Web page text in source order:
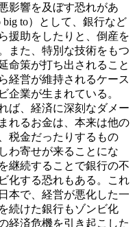
影響を及ぼす恐れがあ
to）として、銀行など
援助をしたりと、倒産を
また、特別な技術をもつ
命策が打ち出されること
経営が維持されるケース
企業が生まれている。
ば、経済に深刻なダメー
れるお金は、本来は他の
税金だったりするもの
わ寄せが来ることにな
継続することで銀行の不
化する恐れもある。これ
本で、経営が悪化した一
続けた銀行もゾンビ化
経済危機を引き起こした